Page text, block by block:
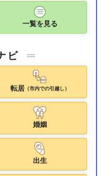
一覧を見る
ビ
転居（市内での引越し）
婚姻
出生